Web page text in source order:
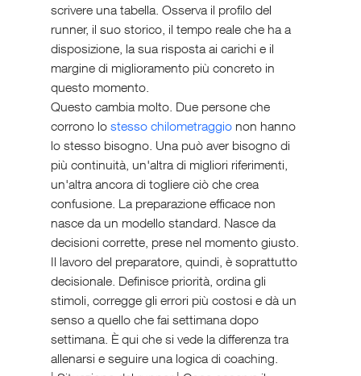
scrivere una tabella. Osserva il profilo del
runner, il suo storico, il tempo reale che ha a
disposizione, la sua risposta ai carichi e il
margine di miglioramento più concreto in
questo momento.
Questo cambia molto. Due persone che
corrono lo stesso chilometraggio non hanno
lo stesso bisogno. Una può aver bisogno di
più continuità, un'altra di migliori riferimenti,
un'altra ancora di togliere ciò che crea
confusione. La preparazione efficace non
nasce da un modello standard. Nasce da
decisioni corrette, prese nel momento giusto.
Il lavoro del preparatore, quindi, è soprattutto
decisionale. Definisce priorità, ordina gli
stimoli, corregge gli errori più costosi e dà un
senso a quello che fai settimana dopo
settimana. È qui che si vede la differenza tra
allenarsi e seguire una logica di coaching.